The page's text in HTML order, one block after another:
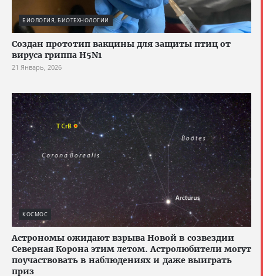
БИОЛОГИЯ, БИОТЕХНОЛОГИИ
Создан прототип вакцины для защиты птиц от
вируса гриппа H5N1
21 Январь, 2026
КОСМОС
Астрономы ожидают взрыва Новой в созвездии
Северная Корона этим летом. Астролюбители могут
поучаствовать в наблюдениях и даже выиграть
приз